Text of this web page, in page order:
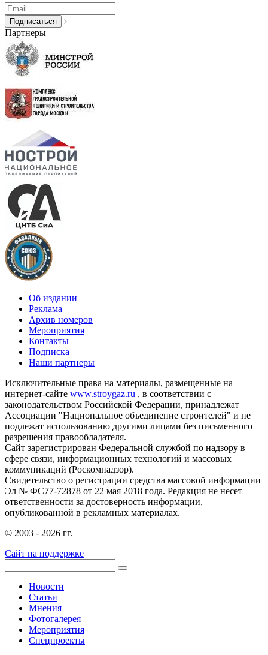
Партнеры
Об издании
Реклама
Архив номеров
Мероприятия
Контакты
Подписка
Наши партнеры
Исключительные права на материалы, размещенные на
интернет-сайте www.stroygaz.ru , в соответствии с
законодательством Российской Федерации, принадлежат
Ассоциации "Национальное объединение строителей" и не
подлежат использованию другими лицами без письменного
разрешения правообладателя.
Сайт зарегистрирован Федеральной службой по надзору в
сфере связи, информационных технологий и массовых
коммуникаций (Роскомнадзор).
Свидетельство о регистрации средства массовой информации
Эл № ФС77-72878 от 22 мая 2018 года. Редакция не несет
ответственности за достоверность информации,
опубликованной в рекламных материалах.
© 2003 - 2026 гг.
Сайт на поддержке
Новости
Статьи
Мнения
Фотогалерея
Мероприятия
Спецпроекты